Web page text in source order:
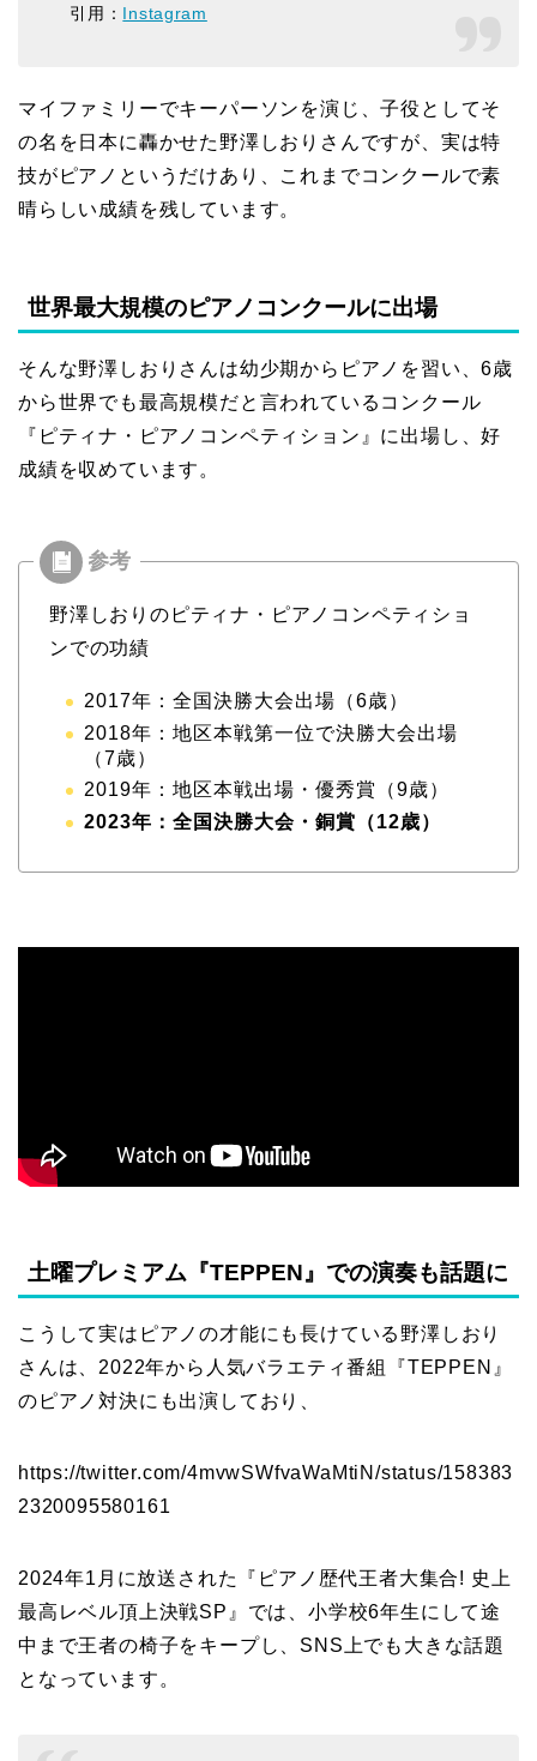
引用： Instagram
マイファミリーでキーパーソンを演じ、子役としてそ
の名を日本に轟かせた野澤しおりさんですが、実は特
技がピアノというだけあり、これまでコンクールで素
晴らしい成績を残しています。
世界最大規模のピアノコンクールに出場
そんな野澤しおりさんは幼少期からピアノを習い、6歳
から世界でも最高規模だと言われているコンクール
『ピティナ・ピアノコンペティション』に出場し、好
成績を収めています。
野澤しおりのピティナ・ピアノコンペティショ
ンでの功績
2017年：全国決勝大会出場（6歳）
2018年：地区本戦第一位で決勝大会出場
（7歳）
2019年：地区本戦出場・優秀賞（9歳）
2023年：全国決勝大会・銅賞（12歳）
土曜プレミアム『TEPPEN』での演奏も話題に
こうして実はピアノの才能にも長けている野澤しおり
さんは、2022年から人気バラエティ番組『TEPPEN』
のピアノ対決にも出演しており、
https://twitter.com/4mvwSWfvaWaMtiN/status/158383
2320095580161
2024年1月に放送された『ピアノ歴代王者大集合! 史上
最高レベル頂上決戦SP』では、小学校6年生にして途
中まで王者の椅子をキープし、SNS上でも大きな話題
となっています。